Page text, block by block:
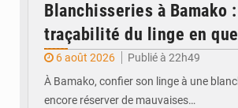
Blanchisseries à Bamako
traçabilité du linge en
6 août 2026
Publié à 22h49
À Bamako, confier son linge à une
encore réserver de mauvaises…